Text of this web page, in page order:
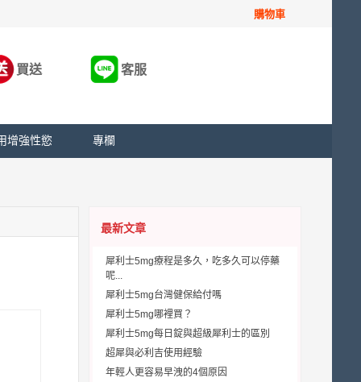
購物車
買送 客服
增強性慾 專欄
最新文章
犀利士5mg療程是多久，吃多久可以停藥
呢...
犀利士5mg台灣健保給付嗎
犀利士5mg哪裡買？
犀利士5mg每日錠與超級犀利士的區別
超犀與必利吉使用經驗
年輕人更容易早洩的4個原因